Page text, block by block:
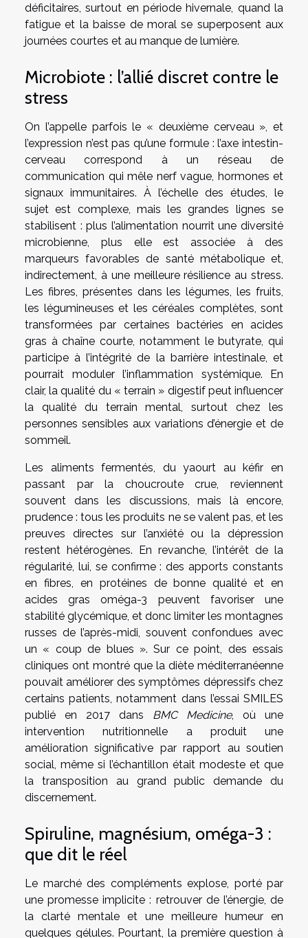
déficitaires, surtout en période hivernale, quand la
fatigue et la baisse de moral se superposent aux
journées courtes et au manque de lumière.
Microbiote : l’allié discret contre le
stress
On l’appelle parfois le « deuxième cerveau », et
l’expression n’est pas qu’une formule : l’axe intestin-
cerveau correspond à un réseau de
communication qui mêle nerf vague, hormones et
signaux immunitaires. À l’échelle des études, le
sujet est complexe, mais les grandes lignes se
stabilisent : plus l’alimentation nourrit une diversité
microbienne, plus elle est associée à des
marqueurs favorables de santé métabolique et,
indirectement, à une meilleure résilience au stress.
Les fibres, présentes dans les légumes, les fruits,
les légumineuses et les céréales complètes, sont
transformées par certaines bactéries en acides
gras à chaîne courte, notamment le butyrate, qui
participe à l’intégrité de la barrière intestinale, et
pourrait moduler l’inflammation systémique. En
clair, la qualité du « terrain » digestif peut influencer
la qualité du terrain mental, surtout chez les
personnes sensibles aux variations d’énergie et de
sommeil.
Les aliments fermentés, du yaourt au kéfir en
passant par la choucroute crue, reviennent
souvent dans les discussions, mais là encore,
prudence : tous les produits ne se valent pas, et les
preuves directes sur l’anxiété ou la dépression
restent hétérogènes. En revanche, l’intérêt de la
régularité, lui, se confirme : des apports constants
en fibres, en protéines de bonne qualité et en
acides gras oméga-3 peuvent favoriser une
stabilité glycémique, et donc limiter les montagnes
russes de l’après-midi, souvent confondues avec
un « coup de blues ». Sur ce point, des essais
cliniques ont montré que la diète méditerranéenne
pouvait améliorer des symptômes dépressifs chez
certains patients, notamment dans l’essai SMILES
publié en 2017 dans BMC Medicine, où une
intervention nutritionnelle a produit une
amélioration significative par rapport au soutien
social, même si l’échantillon était modeste et que
la transposition au grand public demande du
discernement.
Spiruline, magnésium, oméga-3 :
que dit le réel
Le marché des compléments explose, porté par
une promesse implicite : retrouver de l’énergie, de
la clarté mentale et une meilleure humeur en
quelques gélules. Pourtant, la première question à